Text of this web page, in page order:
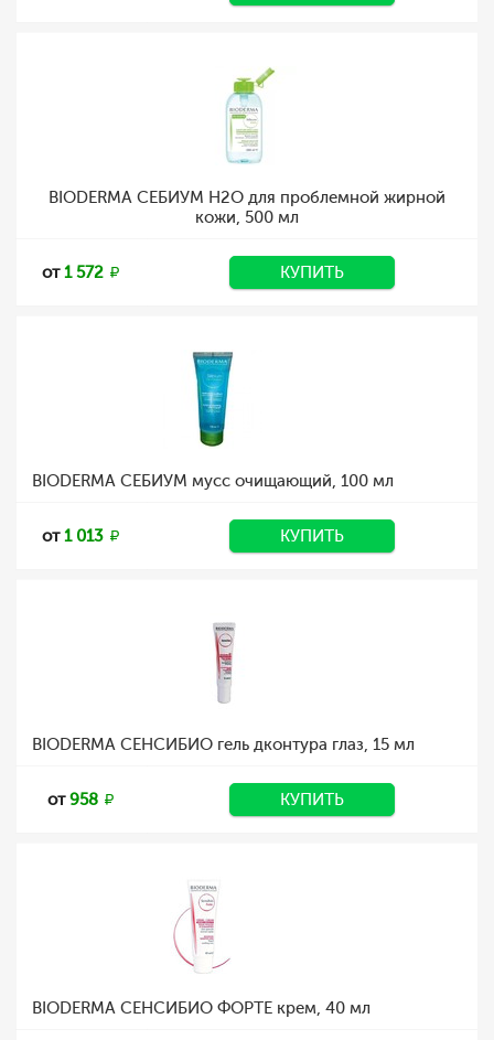
BIODERMA СЕБИУМ H2O для проблемной жирной
кожи, 500 мл
от1 572 КУПИТЬ
BIODERMA СЕБИУМ мусс очищающий, 100 мл
от1 013 КУПИТЬ
BIODERMA СЕНСИБИО гель дконтура глаз, 15 мл
от958 КУПИТЬ
BIODERMA СЕНСИБИО ФОРТЕ крем, 40 мл